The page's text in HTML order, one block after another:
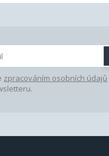
zpracováním osobních údajů